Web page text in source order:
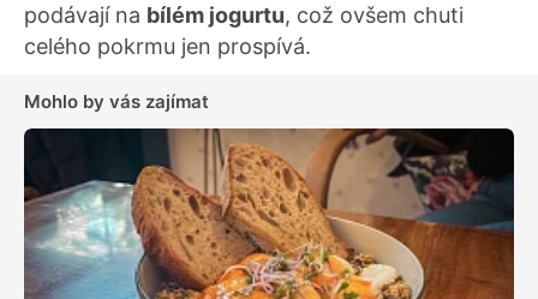
podávají na bílém jogurtu, což ovšem chuti
celého pokrmu jen prospívá.
Mohlo by vás zajímat